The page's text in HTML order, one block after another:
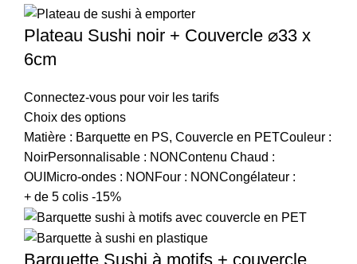
Plateau Sushi noir + Couvercle ⌀33 x
6cm
Connectez-vous pour voir les tarifs
Choix des options
Matière : Barquette en PS, Couvercle en PETCouleur :
NoirPersonnalisable : NONContenu Chaud :
OUIMicro-ondes : NONFour : NONCongélateur :
+ de 5 colis -15%
Barquette Sushi à motifs + couvercle